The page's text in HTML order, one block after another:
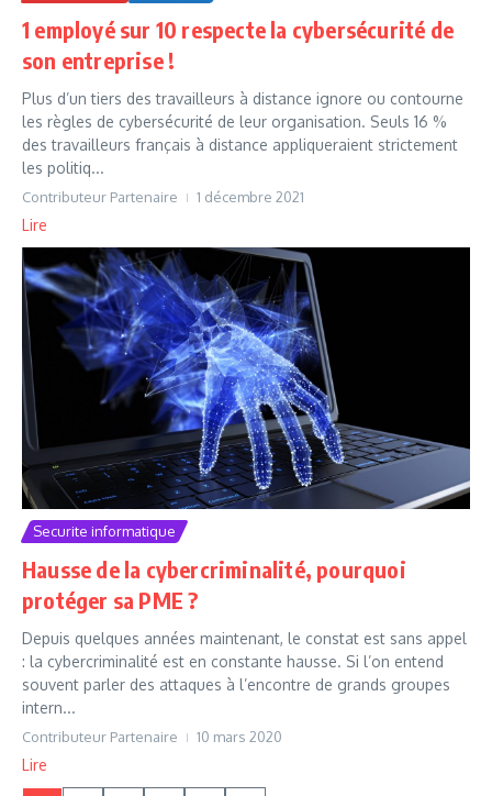
1 employé sur 10 respecte la cybersécurité de
son entreprise !
Plus d’un tiers des travailleurs à distance ignore ou contourne
les règles de cybersécurité de leur organisation. Seuls 16 %
des travailleurs français à distance appliqueraient strictement
les politiq...
Contributeur Partenaire 1 décembre 2021
Lire
Securite informatique
Hausse de la cybercriminalité, pourquoi
protéger sa PME ?
Depuis quelques années maintenant, le constat est sans appel
: la cybercriminalité est en constante hausse. Si l’on entend
souvent parler des attaques à l’encontre de grands groupes
intern...
Contributeur Partenaire 10 mars 2020
Lire